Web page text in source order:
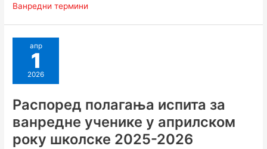
Ванредни термини
апр
1
2026
Распоред полагања испита за
ванредне ученике у априлском
року школске 2025-2026